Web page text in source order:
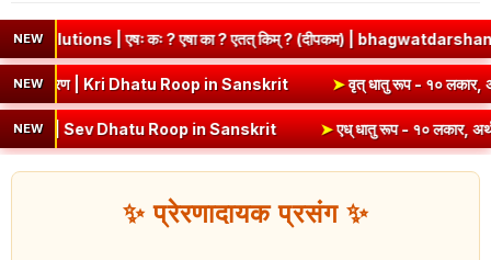
NEW
एषा का ? एतत् किम् ? (दीपकम) | bhagwatdarshan.com ➤Class
NEW - १० लकार, अर्थ एवं व्याकरण | Kri Dhatu Roop in Sanskrit ➤
NEWRoop in Sanskrit ➤एध् धातु रूप - १० लकार, अर्थ एवं व्याकरण |
✨ प्रेरणादायक प्रसंग ✨